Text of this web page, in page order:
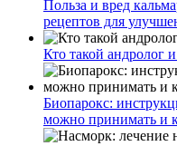
Польза и вред
рецептов для
Кто такой андролог
Биопарокс:
можно принимать и